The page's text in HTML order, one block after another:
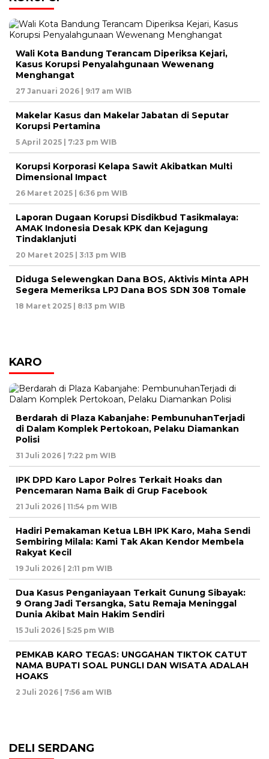
Wali Kota Bandung Terancam Diperiksa Kejari,
Kasus Korupsi Penyalahgunaan Wewenang
Menghangat
27 Januari 2026 | 9:17 am WIB
Makelar Kasus dan Makelar Jabatan di Seputar
Korupsi Pertamina
5 April 2025 | 7:23 pm WIB
Korupsi Korporasi Kelapa Sawit Akibatkan Multi
Dimensional Impact
26 Maret 2025 | 6:36 pm WIB
Laporan Dugaan Korupsi Disdikbud Tasikmalaya:
AMAK Indonesia Desak KPK dan Kejagung
Tindaklanjuti
20 Maret 2025 | 3:13 pm WIB
Diduga Selewengkan Dana BOS, Aktivis Minta APH
Segera Memeriksa LPJ Dana BOS SDN 308 Tomale
18 Maret 2025 | 8:13 pm WIB
KARO
Berdarah di Plaza Kabanjahe: PembunuhanTerjadi
di Dalam Komplek Pertokoan, Pelaku Diamankan
Polisi
31 Juli 2026 | 7:22 pm WIB
IPK DPD Karo Lapor Polres Terkait Hoaks dan
Pencemaran Nama Baik di Grup Facebook
21 Juli 2026 | 11:54 pm WIB
Hadiri Pemakaman Ketua LBH IPK Karo, Maha Sendi
Sembiring Milala: Kami Tak Akan Kendor Membela
Rakyat Kecil
19 Juli 2026 | 2:11 pm WIB
Dua Kasus Penganiayaan Terkait Gunung Sibayak:
9 Orang Jadi Tersangka, Satu Remaja Meninggal
Dunia Akibat Main Hakim Sendiri
15 Juli 2026 | 5:25 pm WIB
PEMKAB KARO TEGAS: UNGGAHAN TIKTOK CATUT
NAMA BUPATI SOAL PUNGLI DAN WISATA ADALAH
HOAKS
2 Juli 2026 | 7:56 am WIB
DELI SERDANG